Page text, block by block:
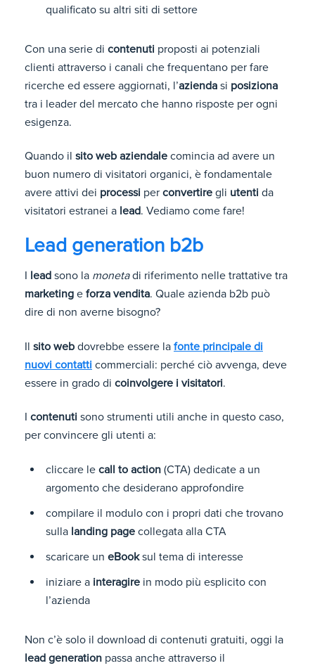
qualificato su altri siti di settore
Con una serie di contenuti proposti ai potenziali
clienti attraverso i canali che frequentano per fare
ricerche ed essere aggiornati, l’azienda si posiziona
tra i leader del mercato che hanno risposte per ogni
esigenza.
Quando il sito web aziendale comincia ad avere un
buon numero di visitatori organici, è fondamentale
avere attivi dei processi per convertire gli utenti da
visitatori estranei a lead. Vediamo come fare!
Lead generation b2b
I lead sono la monetadi riferimento nelle trattative tra
marketing e forza vendita. Quale azienda b2b può
dire di non averne bisogno?
Il sito web dovrebbe essere la fonte principale di
nuovi contatti commerciali: perché ciò avvenga, deve
essere in grado di coinvolgere i visitatori.
I contenuti sono strumenti utili anche in questo caso,
per convincere gli utenti a:
cliccare le call to action (CTA) dedicate a un
argomento che desiderano approfondire
compilare il modulo con i propri dati che trovano
sulla landing page collegata alla CTA
scaricare un eBooksul tema di interesse
iniziare a interagire in modo più esplicito con
l’azienda
Non c’è solo il download di contenuti gratuiti, oggi la
lead generation passa anche attraverso il